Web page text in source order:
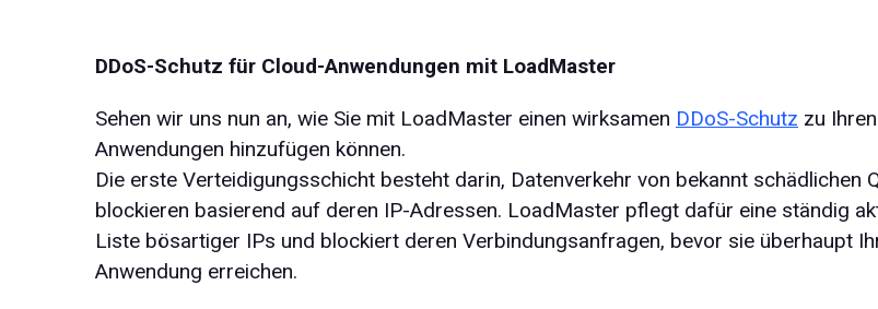
DDoS-Schutz für Cloud-Anwendungen mit LoadMaster
Sehen wir uns nun an, wie Sie mit LoadMaster einen wirksamen DDoS-Schutz zu
Anwendungen hinzufügen können.
Die erste Verteidigungsschicht besteht darin, Datenverkehr von bekannt schädlichen
blockieren basierend auf deren IP-Adressen. LoadMaster pflegt dafür eine ständig
Liste bösartiger IPs und blockiert deren Verbindungsanfragen, bevor sie überhaupt
Anwendung erreichen.